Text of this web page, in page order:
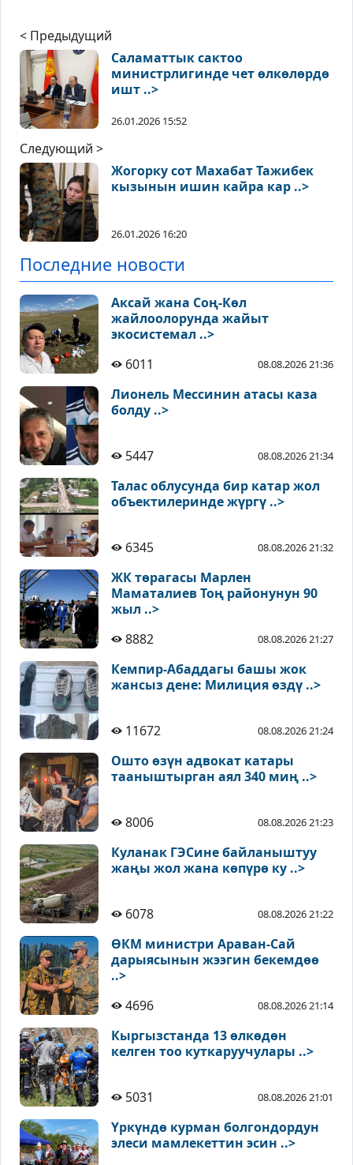
< Предыдущий
Саламаттык сактоо
министрлигинде чет өлкөлөрдө
ишт ..>
26.01.2026 15:52
Следующий >
Жогорку сот Махабат Тажибек
кызынын ишин кайра кар ..>
26.01.2026 16:20
Последние новости
Аксай жана Соң-Көл
жайлоолорунда жайыт
экосистемал ..>
6011
08.08.2026 21:36
Лионель Мессинин атасы каза
болду ..>
5447 08.08.2026 21:34
Талас облусунда бир катар жол
объектилеринде жүргү ..>
6345 08.08.2026 21:32
ЖК төрагасы Марлен
Маматалиев Тоң районунун 90
жыл ..>
8882
08.08.2026 21:27
Кемпир-Абаддагы башы жок
жансыз дене: Милиция өздү ..>
11672 08.08.2026 21:24
Ошто өзүн адвокат катары
тааныштырган аял 340 миң ..>
8006 08.08.2026 21:23
Куланак ГЭСине байланыштуу
жаңы жол жана көпүрө ку ..>
6078 08.08.2026 21:22
ӨКМ министри Араван-Сай
дарыясынын жээгин бекемдөө
..>
4696
08.08.2026 21:14
Кыргызстанда 13 өлкөдөн
келген тоо куткаруучулары ..>
5031 08.08.2026 21:01
Үркүндө курман болгондордун
элеси мамлекеттин эсин ..>